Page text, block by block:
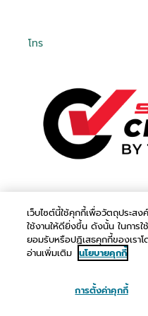
โทร
เว็บไซต์นี้ใช้คุกกี้เพื่อวัตถุประส
ใช้งานให้ดียิ่งขึ้น ดังนั้น ในการใ
ยอมรับหรือปฏิเสธคุกกี้ของเรา
อ่านเพิ่มเติม นโยบายคุกกี้
การตั้งค่าคุกกี้